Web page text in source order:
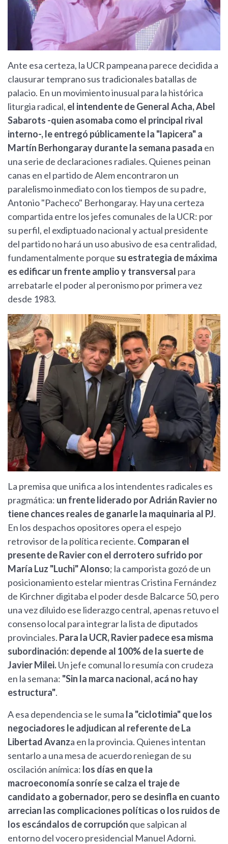
Ante esa certeza, la UCR pampeana parece decidida a
clausurar temprano sus tradicionales batallas de
palacio. En un movimiento inusual para la histórica
liturgia radical, el intendente de General Acha, Abel
Sabarots -quien asomaba como el principal rival
interno-, le entregó públicamente la "lapicera" a
Martín Berhongaray durante la semana pasada en
una serie de declaraciones radiales. Quienes peinan
canas en el partido de Alem encontraron un
paralelismo inmediato con los tiempos de su padre,
Antonio "Pacheco" Berhongaray. Hay una certeza
compartida entre los jefes comunales de la UCR: por
su perfil, el exdiptuado nacional y actual presidente
del partido no hará un uso abusivo de esa centralidad,
fundamentalmente porque su estrategia de máxima
es edificar un frente amplio y transversal para
arrebatarle el poder al peronismo por primera vez
desde 1983.
La premisa que unifica a los intendentes radicales es
pragmática: un frente liderado por Adrián Ravier no
tiene chances reales de ganarle la maquinaria al PJ.
En los despachos opositores opera el espejo
retrovisor de la política reciente. Comparan el
presente de Ravier con el derrotero sufrido por
María Luz "Luchi" Alonso; la camporista gozó de un
posicionamiento estelar mientras Cristina Fernández
de Kirchner digitaba el poder desde Balcarce 50, pero
una vez diluido ese liderazgo central, apenas retuvo el
consenso local para integrar la lista de diputados
provinciales. Para la UCR, Ravier padece esa misma
subordinación: depende al 100% de la suerte de
Javier Milei.Un jefe comunal lo resumía con crudeza
en la semana: "Sin la marca nacional, acá no hay
estructura".
A esa dependencia se le suma la "ciclotimia" que los
negociadores le adjudican al referente de La
Libertad Avanza en la provincia. Quienes intentan
sentarlo a una mesa de acuerdo reniegan de su
oscilación anímica: los días en que la
macroeconomía sonríe se calza el traje de
candidato a gobernador, pero se desinfla en cuanto
arrecian las complicaciones políticas o los ruidos de
los escándalos de corrupción que salpican al
entorno del vocero presidencial Manuel Adorni.